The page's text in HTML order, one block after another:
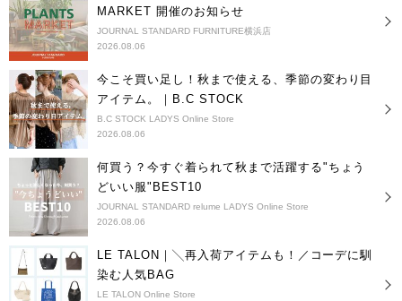
MARKET 開催のお知らせ
JOURNAL STANDARD FURNITURE横浜店
2026.08.06
今こそ買い足し！秋まで使える、季節の変わり目
アイテム。｜B.C STOCK
B.C STOCK LADYS Online Store
2026.08.06
何買う？今すぐ着られて秋まで活躍する"ちょう
どいい服"BEST10
JOURNAL STANDARD relume LADYS Online Store
2026.08.06
LE TALON｜╲再入荷アイテムも！／コーデに馴
染む人気BAG
LE TALON Online Store